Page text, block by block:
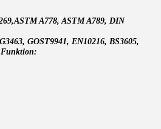
A778, ASTM A789, DIN
GOST9941, EN10216, BS3605,
Funktion: